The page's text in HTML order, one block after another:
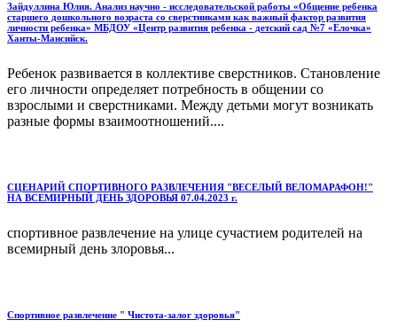
Зайдуллина Юлия. Анализ научно - исследовательской работы «Общение ребенка
старшего дошкольного возраста со сверстниками как важный фактор развития
личности ребенка» МБДОУ «Центр развития ребенка - детский сад №7 «Елочка»
Ханты-Мансийск.
Ребенок развивается в коллективе сверстников. Становление
его личности определяет потребность в общении со
взрослыми и сверстниками. Между детьми могут возникать
разные формы взаимоотношений....
СЦЕНАРИЙ СПОРТИВНОГО РАЗВЛЕЧЕНИЯ "ВЕСЕЛЫЙ ВЕЛОМАРАФОН!"
НА ВСЕМИРНЫЙ ДЕНЬ ЗДОРОВЬЯ 07.04.2023 г.
спортивное развлечение на улице сучастием родителей на
всемирный день злоровья...
Спортивное развлечение " Чистота-залог здоровья"